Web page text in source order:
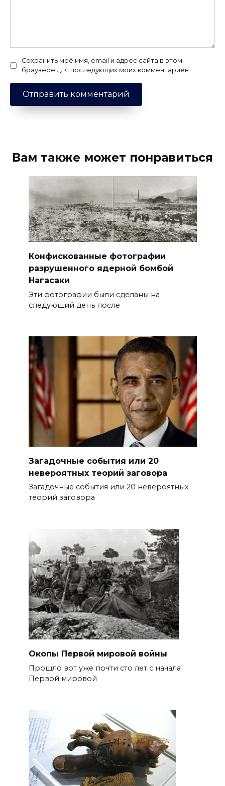
Сохранить моё имя, email и адрес сайта в этом
браузере для последующих моих комментариев.
Вам также может понравиться
Конфискованные фотографии
разрушенного ядерной бомбой
Нагасаки
Эти фотографии были сделаны на
следующий день после
Загадочные события или 20
невероятных теорий заговора
Загадочные события или 20 невероятных
теорий заговора
Окопы Первой мировой войны
Прошло вот уже почти сто лет с начала
Первой мировой